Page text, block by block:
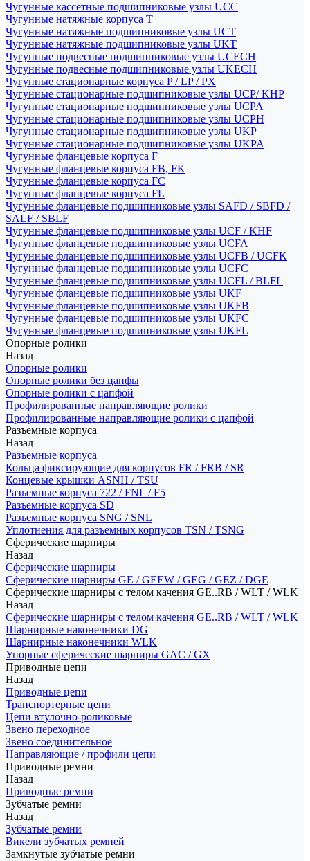
Чугунные кассетные подшипниковые узлы UCC
Чугунные натяжные корпуса T
Чугунные натяжные подшипниковые узлы UCT
Чугунные натяжные подшипниковые узлы UKT
Чугунные подвесные подшипниковые узлы UCECH
Чугунные подвесные подшипниковые узлы UKECH
Чугунные стационарные корпуса P / LP / PX
Чугунные стационарные подшипниковые узлы UCP/ KHP
Чугунные стационарные подшипниковые узлы UCPA
Чугунные стационарные подшипниковые узлы UCPH
Чугунные стационарные подшипниковые узлы UKP
Чугунные стационарные подшипниковые узлы UKPA
Чугунные фланцевые корпуса F
Чугунные фланцевые корпуса FB, FK
Чугунные фланцевые корпуса FC
Чугунные фланцевые корпуса FL
Чугунные фланцевые подшипниковые узлы SAFD / SBFD /
SALF / SBLF
Чугунные фланцевые подшипниковые узлы UCF / KHF
Чугунные фланцевые подшипниковые узлы UCFA
Чугунные фланцевые подшипниковые узлы UCFB / UCFK
Чугунные фланцевые подшипниковые узлы UCFC
Чугунные фланцевые подшипниковые узлы UCFL / BLFL
Чугунные фланцевые подшипниковые узлы UKF
Чугунные фланцевые подшипниковые узлы UKFB
Чугунные фланцевые подшипниковые узлы UKFC
Чугунные фланцевые подшипниковые узлы UKFL
Опорные ролики
Назад
Опорные ролики
Опорные ролики без цапфы
Опорные ролики с цапфой
Профилированные направляющие ролики
Профилированные направляющие ролики с цапфой
Разъемные корпуса
Назад
Разъемные корпуса
Кольца фиксирующие для корпусов FR / FRB / SR
Концевые крышки ASNH / TSU
Разъемные корпуса 722 / FNL / F5
Разъемные корпуса SD
Разъемные корпуса SNG / SNL
Уплотнения для разъемных корпусов TSN / TSNG
Сферические шарниры
Назад
Сферические шарниры
Сферические шарниры GE / GEEW / GEG / GEZ / DGE
Сферические шарниры с телом качения GE..RB / WLT / WLK
Назад
Сферические шарниры с телом качения GE..RB / WLT / WLK
Шарнирные наконечники DG
Шарнирные наконечники WLK
Упорные сферические шарниры GAC / GX
Приводные цепи
Назад
Приводные цепи
Транспортерные цепи
Цепи втулочно-роликовые
Звено переходное
Звено соединительное
Направляющие / профили цепи
Приводные ремни
Назад
Приводные ремни
Зубчатые ремни
Назад
Зубчатые ремни
Викели зубчатых ремней
Замкнутые зубчатые ремни